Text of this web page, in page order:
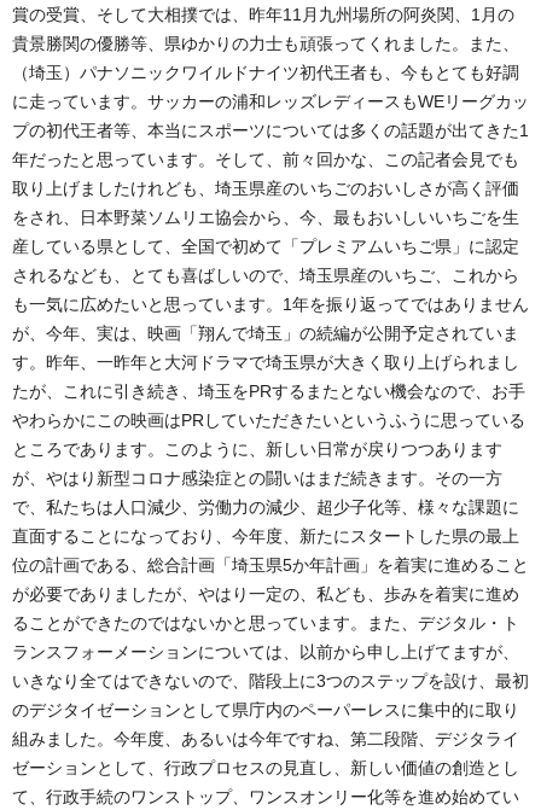
賞の受賞、そして大相撲では、昨年11月九州場所の阿炎関、1月の
貴景勝関の優勝等、県ゆかりの力士も頑張ってくれました。また、
（埼玉）パナソニックワイルドナイツ初代王者も、今もとても好調
に走っています。サッカーの浦和レッズレディースもWEリーグカッ
プの初代王者等、本当にスポーツについては多くの話題が出てきた1
年だったと思っています。そして、前々回かな、この記者会見でも
取り上げましたけれども、埼玉県産のいちごのおいしさが高く評価
をされ、日本野菜ソムリエ協会から、今、最もおいしいいちごを生
産している県として、全国で初めて「プレミアムいちご県」に認定
されるなども、とても喜ばしいので、埼玉県産のいちご、これから
も一気に広めたいと思っています。1年を振り返ってではありません
が、今年、実は、映画「翔んで埼玉」の続編が公開予定されていま
す。昨年、一昨年と大河ドラマで埼玉県が大きく取り上げられまし
たが、これに引き続き、埼玉をPRするまたとない機会なので、お手
やわらかにこの映画はPRしていただきたいというふうに思っている
ところであります。このように、新しい日常が戻りつつあります
が、やはり新型コロナ感染症との闘いはまだ続きます。その一方
で、私たちは人口減少、労働力の減少、超少子化等、様々な課題に
直面することになっており、今年度、新たにスタートした県の最上
位の計画である、総合計画「埼玉県5か年計画」を着実に進めること
が必要でありましたが、やはり一定の、私ども、歩みを着実に進め
ることができたのではないかと思っています。また、デジタル・ト
ランスフォーメーションについては、以前から申し上げてますが、
いきなり全てはできないので、階段上に3つのステップを設け、最初
のデジタイゼーションとして県庁内のペーパーレスに集中的に取り
組みました。今年度、あるいは今年ですね、第二段階、デジタライ
ゼーションとして、行政プロセスの見直し、新しい価値の創造とし
て、行政手続のワンストップ、ワンスオンリー化等を進め始めてい